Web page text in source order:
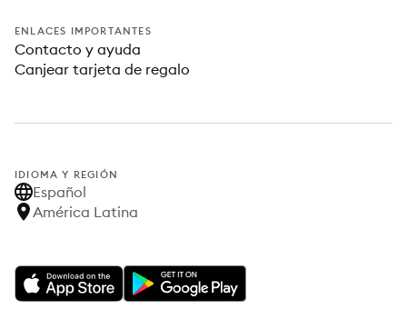
ENLACES IMPORTANTES
Contacto y ayuda
Canjear tarjeta de regalo
IDIOMA Y REGIÓN
Español
América Latina